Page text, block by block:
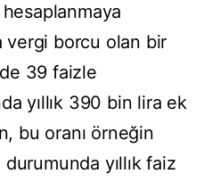
vergi borcu olan bir
39 faizle
yıllık 390 bin lira ek
bu oranı örneğin
yıllık faiz